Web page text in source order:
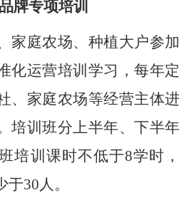
牌专项培训
家庭农场、种植大户参加
化运营培训学习，每年定
、家庭农场等经营主体进
培训班分上半年、下半年
培训课时不低于8学时，
于30人。